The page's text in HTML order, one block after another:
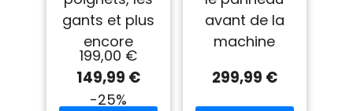
gants et plus
encore
199,00 €
149,99 €
-25%
avant de la
machine
299,99 €